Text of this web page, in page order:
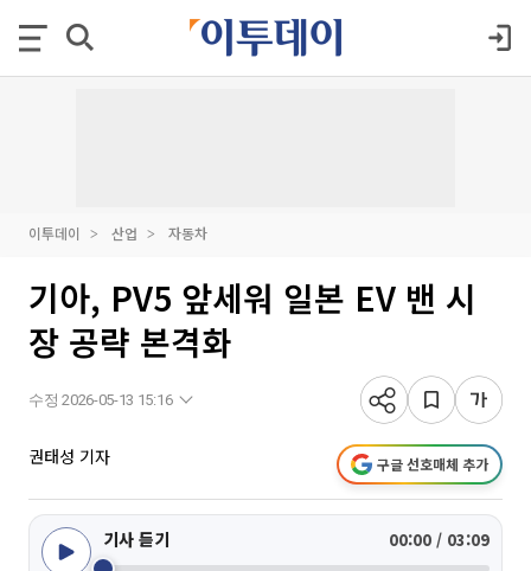
이투데이 산업 자동차
기아, PV5 앞세워 일본 EV 밴 시
장 공략 본격화
수정 2026-05-13 15:16
권태성 기자 구글 선호매체 추가
기사 듣기 00:00 / 03:09